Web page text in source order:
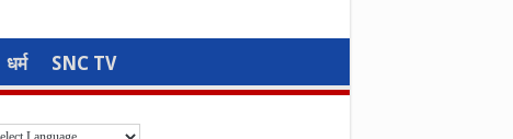
धर्म SNC TV